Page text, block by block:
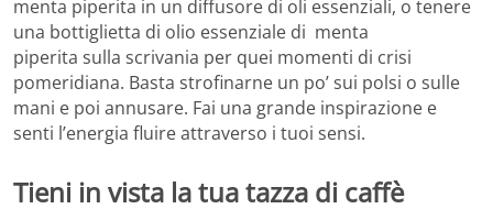
menta piperita in un diffusore di oli essenziali, o tenere
una bottiglietta di olio essenziale di menta
piperita sulla scrivania per quei momenti di crisi
pomeridiana. Basta strofinarne un po’ sui polsi o sulle
mani e poi annusare. Fai una grande inspirazione e
senti l’energia fluire attraverso i tuoi sensi.
Tieni in vista la tua tazza di caffè